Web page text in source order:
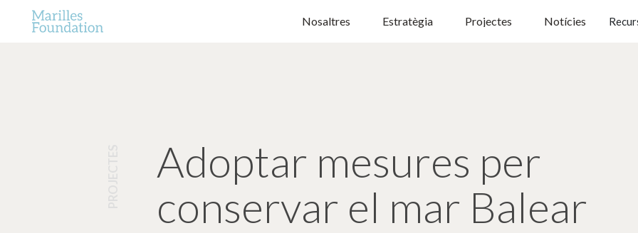
Nosaltres Estratègia Projectes Notícies
Adoptar mesures per
conservar el mar Balear